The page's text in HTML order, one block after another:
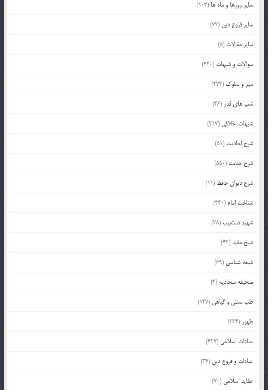
سایر روزها و ماه ها (103)
سایر فروع دین (72)
سایر مقالات (5)
سوالات و شبهات (420)
سیر و سلوک (274)
شب های قدر (46)
شبهات اخلاقی (217)
شرح احادیث (51)
شرح حدیث (550)
شرح دیوان حافظ (11)
شناخت امام (440)
شهید دستغیب(38)
شیخ مفید(42)
شیعه شناسی (69)
صحیفه سجادیه (4)
طب سنتی و گیاهی (147)
ظهور (334)
عبادات اسلامی (627)
عبادات و فروع دین (34)
عقاید اسلامی (70)